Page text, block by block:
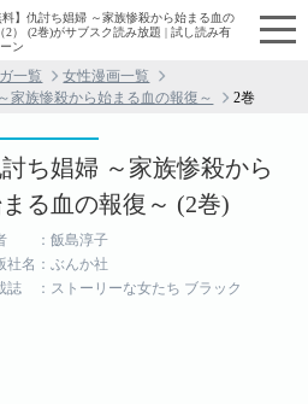
料】仇討ち娼婦 ～家族惨殺から始まる血の
2） (2巻)がサブスク読み放題 | 試し読み有
ン
一覧
女性漫画一覧
家族惨殺から始まる血の報復～ 2巻
ち娼婦 ～家族惨殺から
る血の報復～ (2巻)
：飯島淳子
社名：ぶんか社
誌 ：ストーリーな女たち ブラック